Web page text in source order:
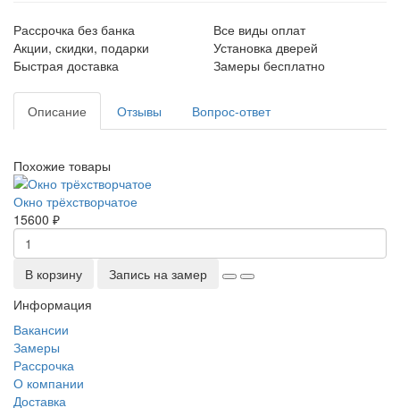
Рассрочка без банка
Все виды оплат
Акции, скидки, подарки
Установка дверей
Быстрая доставка
Замеры бесплатно
Описание Отзывы Вопрос-ответ
Похожие товары
Окно трёхстворчатое
15600 ₽
В корзину
Запись на замер
Информация
Вакансии
Замеры
Рассрочка
О компании
Доставка